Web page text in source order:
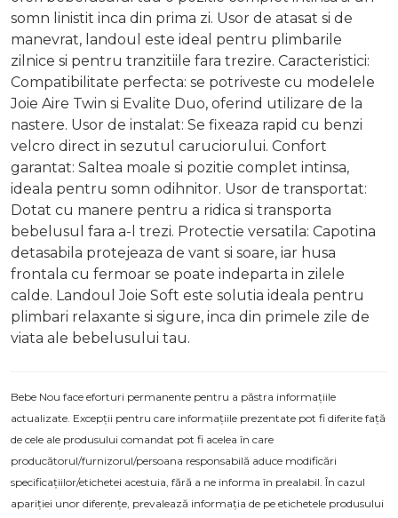
somn linistit inca din prima zi. Usor de atasat si de
manevrat, landoul este ideal pentru plimbarile
zilnice si pentru tranzitiile fara trezire. Caracteristici:
Compatibilitate perfecta: se potriveste cu modelele
Joie Aire Twin si Evalite Duo, oferind utilizare de la
nastere. Usor de instalat: Se fixeaza rapid cu benzi
velcro direct in sezutul caruciorului. Confort
garantat: Saltea moale si pozitie complet intinsa,
ideala pentru somn odihnitor. Usor de transportat:
Dotat cu manere pentru a ridica si transporta
bebelusul fara a-l trezi. Protectie versatila: Capotina
detasabila protejeaza de vant si soare, iar husa
frontala cu fermoar se poate indeparta in zilele
calde. Landoul Joie Soft este solutia ideala pentru
plimbari relaxante si sigure, inca din primele zile de
viata ale bebelusului tau.
Bebe Nou face eforturi permanente pentru a păstra informațiile
actualizate. Excepții pentru care informațiile prezentate pot fi diferite față
de cele ale produsului comandat pot fi acelea în care
producătorul/furnizorul/persoana responsabilă aduce modificări
specificațiilor/etichetei acestuia, fără a ne informa în prealabil. În cazul
apariției unor diferențe, prevalează informația de pe etichetele produsului